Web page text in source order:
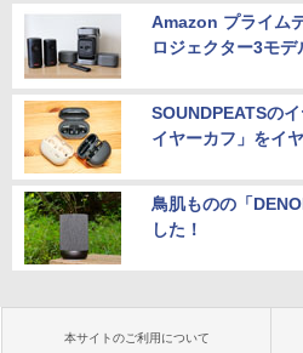
Amazon プライム
ロジェクター3モデ
SOUNDPEATSの
イヤーカフ」をイ
鳥肌ものの「
した！
本サイトのご利用について